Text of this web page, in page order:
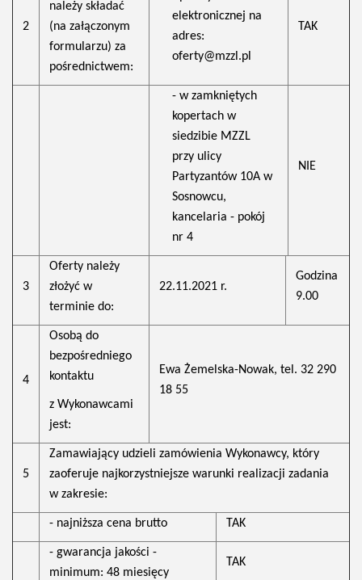
2
należy składać
(na załączonym
formularzu) za
pośrednictwem:
elektronicznej na
adres:
oferty@mzzl.pl
TAK
- w zamkniętych
kopertach w
siedzibie MZZL
przy ulicy
Partyzantów 10A w
Sosnowcu,
kancelaria - pokój
nr 4
NIE
3
Oferty należy
złożyć w
terminie do:
22.11.2021 r.
Godzina
9.00
4
Osobą do
bezpośredniego
kontaktu
z Wykonawcami
jest:
Ewa Żemelska-Nowak, tel. 32 290
18 55
5
Zamawiający udzieli zamówienia Wykonawcy, który
zaoferuje najkorzystniejsze warunki realizacji zadania
w zakresie:
- najniższa cena brutto TAK
- gwarancja jakości -
minimum: 48 miesięcy
TAK